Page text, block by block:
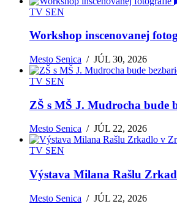
TV SEN
Workshop inscenovanej
Mesto Senica /JÚL 30, 2026
TV SEN
ZŠ s MŠ J. Mudrocha bude
Mesto Senica /JÚL 22, 2026
TV SEN
Výstava Milana Rašlu
Mesto Senica /JÚL 22, 2026